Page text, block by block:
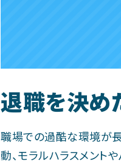
退職を決め
職場での過酷な環境が
動、モラルハラスメント